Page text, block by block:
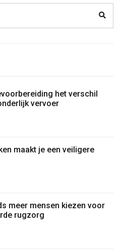
het verschil
vervoer
maakt je een veiligere
meer mensen kiezen voor
rugzorg